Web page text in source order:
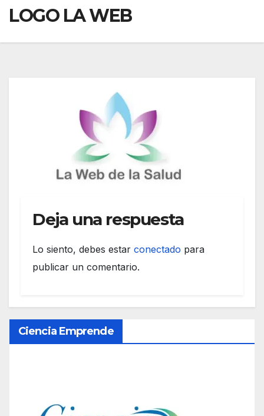
LOGO LA WEB
Deja una respuesta
Lo siento, debes estar conectado para
publicar un comentario.
Ciencia Emprende